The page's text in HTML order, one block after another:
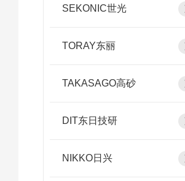
SEKONIC世光
TORAY东丽
TAKASAGO高砂
DIT东日技研
NIKKO日兴